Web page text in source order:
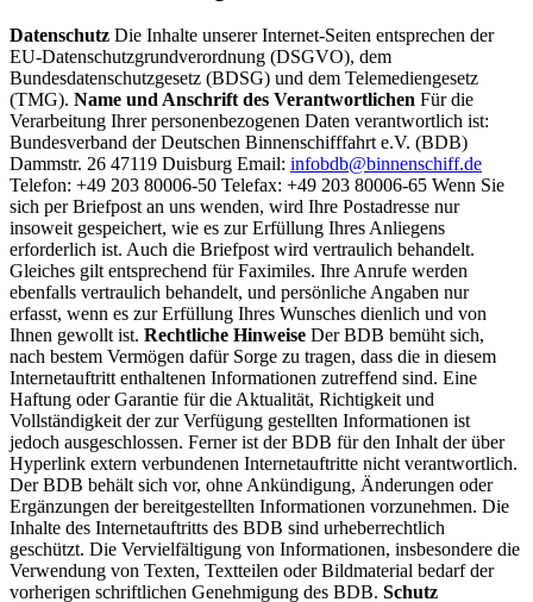
Datenschutz Die Inhalte unserer Internet-Seiten entsprechen der
EU-Datenschutzgrundverordnung (DSGVO), dem
Bundesdatenschutzgesetz (BDSG) und dem Telemediengesetz
(TMG). Name und Anschrift des Verantwortlichen Für die
Verarbeitung Ihrer personenbezogenen Daten verantwortlich ist:
Bundesverband der Deutschen Binnenschifffahrt e.V. (BDB)
Dammstr. 26 47119 Duisburg Email: infobdb@binnenschiff.de
Telefon: +49 203 80006-50 Telefax: +49 203 80006-65 Wenn Sie
sich per Briefpost an uns wenden, wird Ihre Postadresse nur
insoweit gespeichert, wie es zur Erfüllung Ihres Anliegens
erforderlich ist. Auch die Briefpost wird vertraulich behandelt.
Gleiches gilt entsprechend für Faximiles. Ihre Anrufe werden
ebenfalls vertraulich behandelt, und persönliche Angaben nur
erfasst, wenn es zur Erfüllung Ihres Wunsches dienlich und von
Ihnen gewollt ist. Rechtliche Hinweise Der BDB bemüht sich,
nach bestem Vermögen dafür Sorge zu tragen, dass die in diesem
Internetauftritt enthaltenen Informationen zutreffend sind. Eine
Haftung oder Garantie für die Aktualität, Richtigkeit und
Vollständigkeit der zur Verfügung gestellten Informationen ist
jedoch ausgeschlossen. Ferner ist der BDB für den Inhalt der über
Hyperlink extern verbundenen Internetauftritte nicht verantwortlich.
Der BDB behält sich vor, ohne Ankündigung, Änderungen oder
Ergänzungen der bereitgestellten Informationen vorzunehmen. Die
Inhalte des Internetauftritts des BDB sind urheberrechtlich
geschützt. Die Vervielfältigung von Informationen, insbesondere die
Verwendung von Texten, Textteilen oder Bildmaterial bedarf der
vorherigen schriftlichen Genehmigung des BDB. Schutz